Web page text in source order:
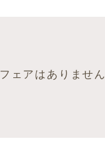
フェアはありません